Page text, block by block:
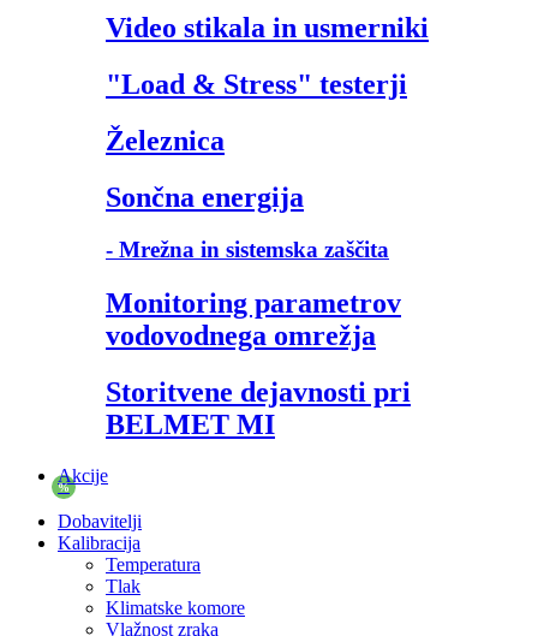
Video stikala in usmerniki
"Load & Stress" testerji
Železnica
Sončna energija
- Mrežna in sistemska zaščita
Monitoring parametrov
vodovodnega omrežja
Storitvene dejavnosti pri
BELMET MI
Akcije
%
Dobavitelji
Kalibracija
Temperatura
Tlak
Klimatske komore
Vlažnost zraka